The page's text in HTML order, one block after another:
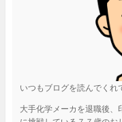
いつもブログを読んでくれ
大手化学メーカを退職後、